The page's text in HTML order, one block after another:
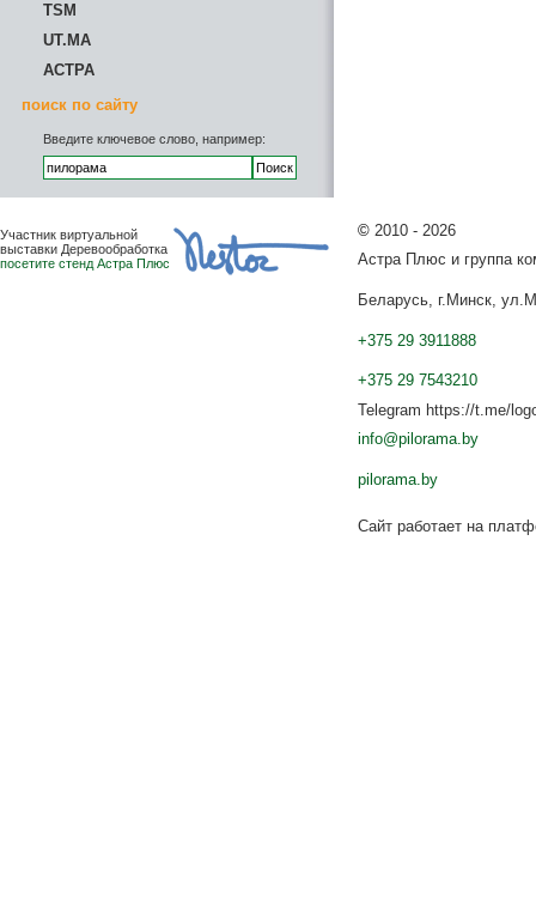
TSM
UT.MA
АСТРА
поиск по сайту
Введите ключевое слово, например:
Участник виртуальной
выставки Деревообработка
посетите стенд Астра Плюс
© 2010 - 2026
Астра Плюс и группа
Беларусь, г.Минск,
+375 29 3911888
+375 29 7543210
Telegram https://t.me/
info@pilorama.by
pilorama.by
Сайт работает на